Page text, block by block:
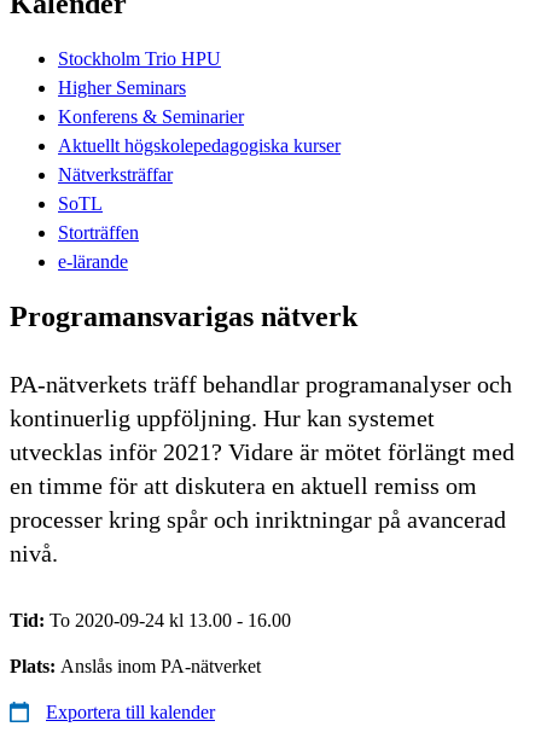
Stockholm Trio HPU
Higher Seminars
Konferens & Seminarier
Aktuellt högskolepedagogiska kurser
Nätverksträffar
SoTL
Storträffen
e-lärande
Programansvarigas nätverk
PA-nätverkets träff behandlar programanalyser och
kontinuerlig uppföljning. Hur kan systemet
utvecklas inför 2021? Vidare är mötet förlängt med
en timme för att diskutera en aktuell remiss om
processer kring spår och inriktningar på avancerad
nivå.
Tid: To 2020-09-24 kl 13.00 - 16.00
Plats: Anslås inom PA-nätverket
Exportera till kalender